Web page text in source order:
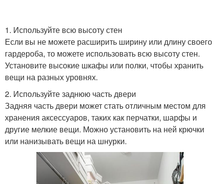
1. Используйте всю высоту стен
Если вы не можете расширить ширину или длину своего
гардероба, то можете использовать всю высоту стен.
Установите высокие шкафы или полки, чтобы хранить
вещи на разных уровнях.
2. Используйте заднюю часть двери
Задняя часть двери может стать отличным местом для
хранения аксессуаров, таких как перчатки, шарфы и
другие мелкие вещи. Можно установить на ней крючки
или нанизывать вещи на шнурки.